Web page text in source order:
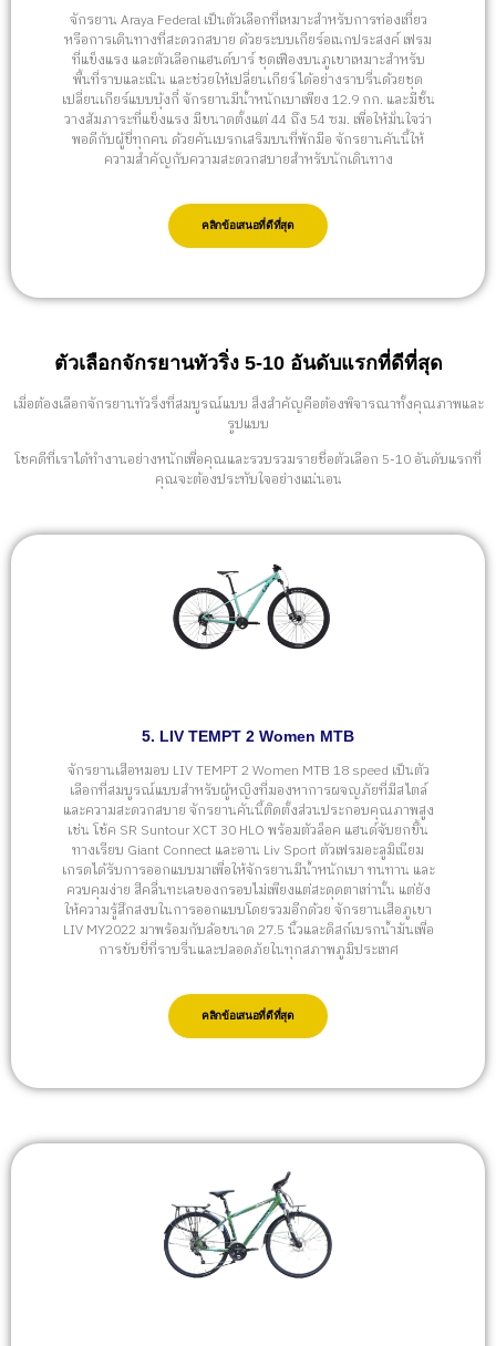
จักรยาน Araya Federal เป็นตัวเลือกที่เหมาะสำหรับการท่องเที่ยว
หรือการเดินทางที่สะดวกสบาย ด้วยระบบเกียร์อเนกประสงค์ เฟรม
ที่แข็งแรง และตัวเลือกแฮนด์บาร์ ชุดเฟืองบนภูเขาเหมาะสำหรับ
พื้นที่ราบและเนิน และช่วยให้เปลี่ยนเกียร์ได้อย่างราบรื่นด้วยชุด
เปลี่ยนเกียร์แบบบุ้งกี๋ จักรยานมีน้ำหนักเบาเพียง 12.9 กก. และมีชั้น
วางสัมภาระที่แข็งแรง มีขนาดตั้งแต่ 44 ถึง 54 ซม. เพื่อให้มั่นใจว่า
พอดีกับผู้ขี่ทุกคน ด้วยคันเบรกเสริมบนที่พักมือ จักรยานคันนี้ให้
ความสำคัญกับความสะดวกสบายสำหรับนักเดินทาง
คลิกข้อเสนอที่ดีที่สุด
ตัวเลือกจักรยานทัวริ่ง 5-10 อันดับแรกที่ดีที่สุด
เมื่อต้องเลือกจักรยานทัวริ่งที่สมบูรณ์แบบ สิ่งสำคัญคือต้องพิจารณาทั้งคุณภาพและ
รูปแบบ
โชคดีที่เราได้ทำงานอย่างหนักเพื่อคุณและรวบรวมรายชื่อตัวเลือก 5-10 อันดับแรกที่
คุณจะต้องประทับใจอย่างแน่นอน
5. LIV TEMPT 2 Women MTB
จักรยานเสือหมอบ LIV TEMPT 2 Women MTB 18 speed เป็นตัว
เลือกที่สมบูรณ์แบบสำหรับผู้หญิงที่มองหาการผจญภัยที่มีสไตล์
และความสะดวกสบาย จักรยานคันนี้ติดตั้งส่วนประกอบคุณภาพสูง
เช่น โช้ค SR Suntour XCT 30 HLO พร้อมตัวล็อค แฮนด์จับยกขึ้น
ทางเรียบ Giant Connect และอาน Liv Sport ตัวเฟรมอะลูมิเนียม
เกรดได้รับการออกแบบมาเพื่อให้จักรยานมีน้ำหนักเบา ทนทาน และ
ควบคุมง่าย สีคลื่นทะเลของกรอบไม่เพียงแต่สะดุดตาเท่านั้น แต่ยัง
ให้ความรู้สึกสงบในการออกแบบโดยรวมอีกด้วย จักรยานเสือภูเขา
LIV MY2022 มาพร้อมกับล้อขนาด 27.5 นิ้วและดิสก์เบรกน้ำมันเพื่อ
การขับขี่ที่ราบรื่นและปลอดภัยในทุกสภาพภูมิประเทศ
คลิกข้อเสนอที่ดีที่สุด